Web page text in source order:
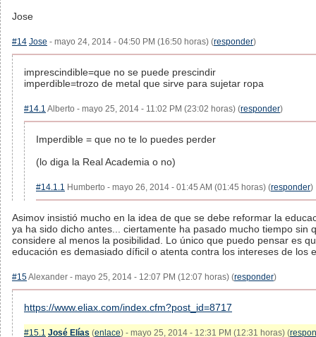
Jose
#14 Jose - mayo 24, 2014 - 04:50 PM (16:50 horas) (responder)
imprescindible=que no se puede prescindir
imperdible=trozo de metal que sirve para sujetar ropa
#14.1 Alberto - mayo 25, 2014 - 11:02 PM (23:02 horas) (responder)
Imperdible = que no te lo puedes perder
(lo diga la Real Academia o no)
#14.1.1 Humberto - mayo 26, 2014 - 01:45 AM (01:45 horas) (responder)
Asimov insistió mucho en la idea de que se debe reformar la
ya ha sido dicho antes... ciertamente ha pasado mucho tiempo sin
considere al menos la posibilidad. Lo único que puedo pensar es
educación es demasiado díficil o atenta contra los intereses de los
#15Alexander - mayo 25, 2014 - 12:07 PM (12:07 horas) (responder)
https://www.eliax.com/index.cfm?post_id=8717
#15.1 José Elías (enlace) - mayo 25, 2014 - 12:31 PM (12:31 horas) (